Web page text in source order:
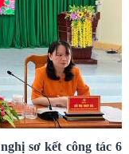
tịch UBND phường;
ủy, Ủy viên Ban
Kiểm tra Đảng ủy,
và các tổ chức chính
sơ kết công tác 6